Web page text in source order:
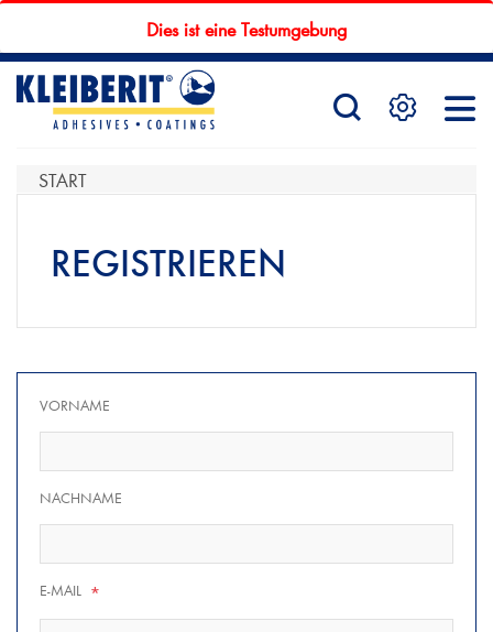
Dies ist eine Testumgebung
STARTSEITE
SERVICE
KONTAKTFORMULAR
HÄNDLERSUCHE
START
REGISTRIEREN
VORNAME
NACHNAME
E-MAIL *